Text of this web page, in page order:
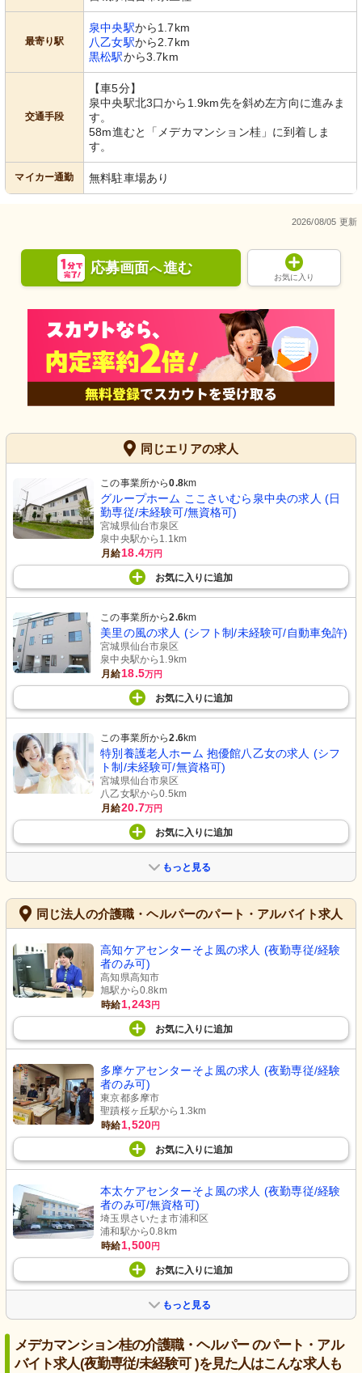
最寄り駅
泉中央駅から1.7km
八乙女駅から2.7km
黒松駅から3.7km
交通手段
【車5分】
泉中央駅北3口から1.9km先を斜め左方向に進みま
す。
58m進むと「メデカマンション桂」に到着しま
す。
マイカー通勤 無料駐車場あり
2026/08/05 更新
応募画面へ進む
お気に入り
同じエリアの求人
この事業所から0.8km
グループホーム ここさいむら泉中央の求人 (日
勤専従/未経験可/無資格可)
宮城県仙台市泉区
泉中央駅から1.1km
月給18.4万円
お気に入り に追加
この事業所から2.6km
美里の風の求人 (シフト制/未経験可/自動車免許)
宮城県仙台市泉区
泉中央駅から1.9km
月給18.5万円
お気に入り に追加
この事業所から2.6km
特別養護老人ホーム 抱優館八乙女の求人 (シフ
ト制/未経験可/無資格可)
宮城県仙台市泉区
八乙女駅から0.5km
月給20.7万円
お気に入り に追加
もっと見る
同じ法人の介護職・ヘルパーのパート・アルバイト求人
高知ケアセンターそよ風の求人 (夜勤専従/経験
者のみ可)
高知県高知市
旭駅から0.8km
時給1,243円
お気に入り に追加
多摩ケアセンターそよ風の求人 (夜勤専従/経験
者のみ可)
東京都多摩市
聖蹟桜ヶ丘駅から1.3km
時給1,520円
お気に入り に追加
本太ケアセンターそよ風の求人 (夜勤専従/経験
者のみ可/無資格可)
埼玉県さいたま市浦和区
浦和駅から0.8km
時給1,500円
お気に入り に追加
もっと見る
メデカマンション桂の介護職・ヘルパー のパート・アル
バイト求人(夜勤専従/未経験可 )を見た人はこんな求人も